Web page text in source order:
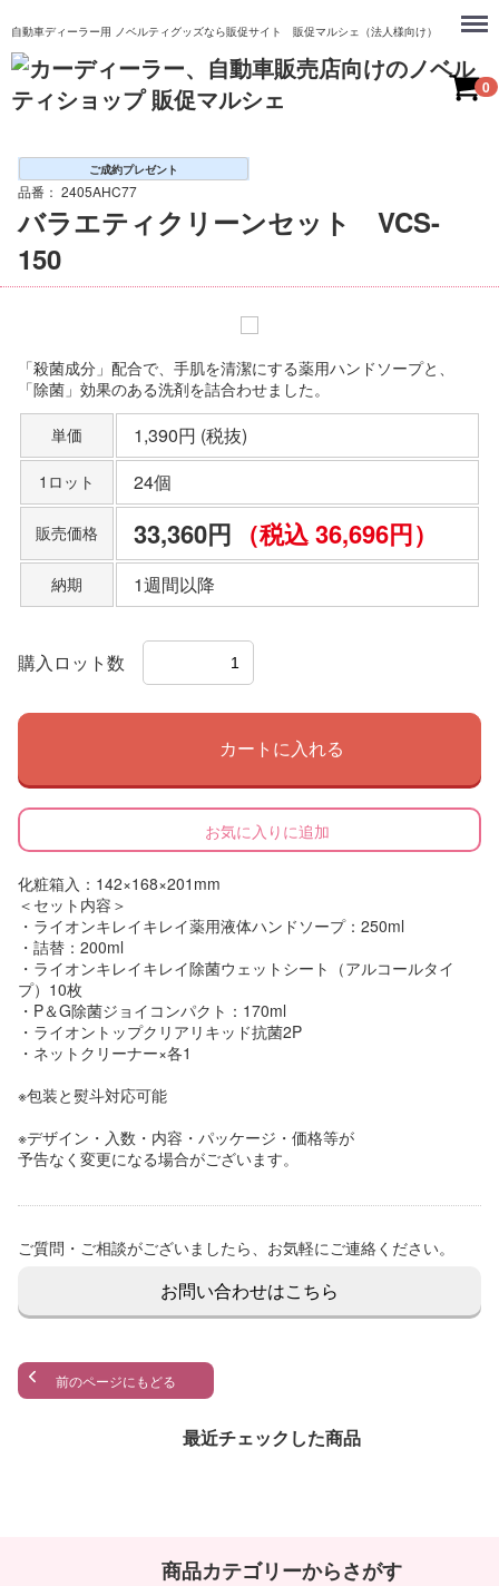
自動車ディーラー用 ノベルティグッズなら販促サイト 販促マルシェ（法人様向け）
0
Menu
ご成約プレゼント
品番： 2405AHC77
バラエティクリーンセット VCS-
150
「殺菌成分」配合で、手肌を清潔にする薬用ハンドソープと、
「除菌」効果のある洗剤を詰合わせました。
単価 1,390円 (税抜)
1ロット 24個
販売価格 33,360円 （税込 36,696円）
納期 1週間以降
購入ロット数
カートに入れる
お気に入りに追加
化粧箱入：142×168×201mm
＜セット内容＞
・ライオンキレイキレイ薬用液体ハンドソープ：250ml
・詰替：200ml
・ライオンキレイキレイ除菌ウェットシート（アルコールタイ
プ）10枚
・P＆G除菌ジョイコンパクト：170ml
・ライオントップクリアリキッド抗菌2P
・ネットクリーナー×各1
※包装と熨斗対応可能
※デザイン・入数・内容・パッケージ・価格等が
予告なく変更になる場合がございます。
ご質問・ご相談がございましたら、お気軽にご連絡ください。
お問い合わせはこちら
前のページにもどる
最近チェックした商品
商品カテゴリーからさがす